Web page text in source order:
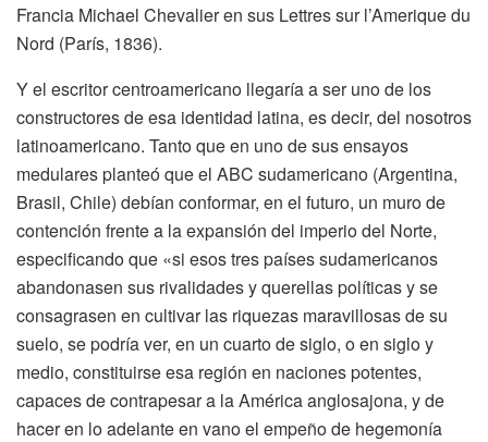
Francia Michael Chevalier en sus Lettres sur l’Amerique du
Nord (París, 1836).
Y el escritor centroamericano llegaría a ser uno de los
constructores de esa identidad latina, es decir, del nosotros
latinoamericano. Tanto que en uno de sus ensayos
medulares planteó que el ABC sudamericano (Argentina,
Brasil, Chile) debían conformar, en el futuro, un muro de
contención frente a la expansión del imperio del Norte,
especificando que «si esos tres países sudamericanos
abandonasen sus rivalidades y querellas políticas y se
consagrasen en cultivar las riquezas maravillosas de su
suelo, se podría ver, en un cuarto de siglo, o en siglo y
medio, constituirse esa región en naciones potentes,
capaces de contrapesar a la América anglosajona, y de
hacer en lo adelante en vano el empeño de hegemonía